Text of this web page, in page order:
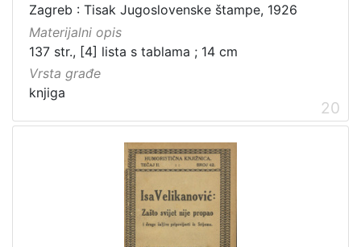
Zagreb : Tisak Jugoslovenske štampe, 1926
Materijalni opis
137 str., [4] lista s tablama ; 14 cm
Vrsta građe
knjiga
20